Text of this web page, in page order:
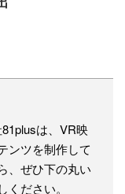
は、VR映
ンツを制作して
、ぜひ下の丸い
ださい。